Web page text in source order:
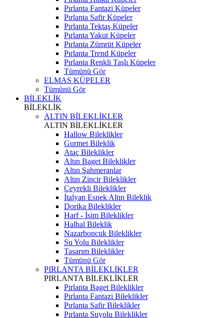
Pırlanta Fantazi Küpeler
Pırlanta Safir Küpeler
Pırlanta Tektaş Küpeler
Pırlanta Yakut Küpeler
Pırlanta Zümrüt Küpeler
Pırlanta Trend Küpeler
Pırlanta Renkli Taşlı Küpeler
Tümünü Gör
ELMAS KÜPELER
Tümünü Gör
BİLEKLİK
BİLEKLİK
ALTIN BİLEKLİKLER
ALTIN BİLEKLİKLER
Hallow Bileklikler
Gurmet Bileklik
Ataç Bileklikler
Altın Baget Bileklikler
Altın Şahmeranlar
Altın Zincir Bileklikler
Çeyrekli Bileklikler
İtalyan Esnek Altın Bileklik
Dorika Bileklikler
Harf - İsim Bileklikler
Halhal Bileklik
Nazarboncuk Bileklikler
Su Yolu Bileklikler
Tasarım Bileklikler
Tümünü Gör
PIRLANTA BİLEKLİKLER
PIRLANTA BİLEKLİKLER
Pırlanta Baget Bileklikler
Pırlanta Fantazi Bileklikler
Pırlanta Safir Bileklikler
Pırlanta Suyolu Bileklikler